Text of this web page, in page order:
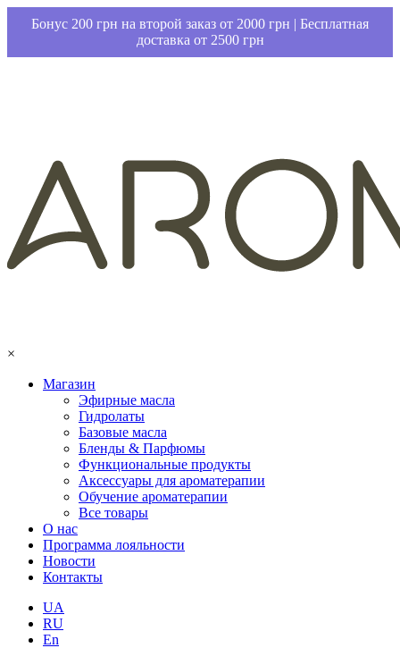
Бонус 200 грн на второй заказ от 2000 грн | Бесплатная
доставка от 2500 грн
×
Магазин
Эфирные масла
Гидролаты
Базовые масла
Бленды & Парфюмы
Функциональные продукты
Аксессуары для ароматерапии
Обучение ароматерапии
Все товары
О нас
Программа лояльности
Новости
Контакты
UA
RU
En